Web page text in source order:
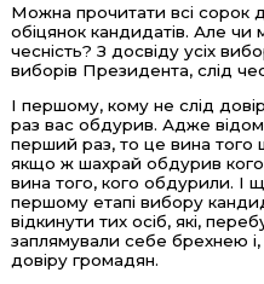
Можна прочитати всі сорок
обіцянок кандидатів. Але
чесність? З досвіду усіх
виборів Президента, слід
І першому, кому не слід
раз вас обдурив. Адже
перший раз, то це вина того
якщо ж шахрай обдурив
вина того, кого обдурили. І
першому етапі вибору
відкинути тих осіб, які,
заплямували себе брехнею
довіру громадян.